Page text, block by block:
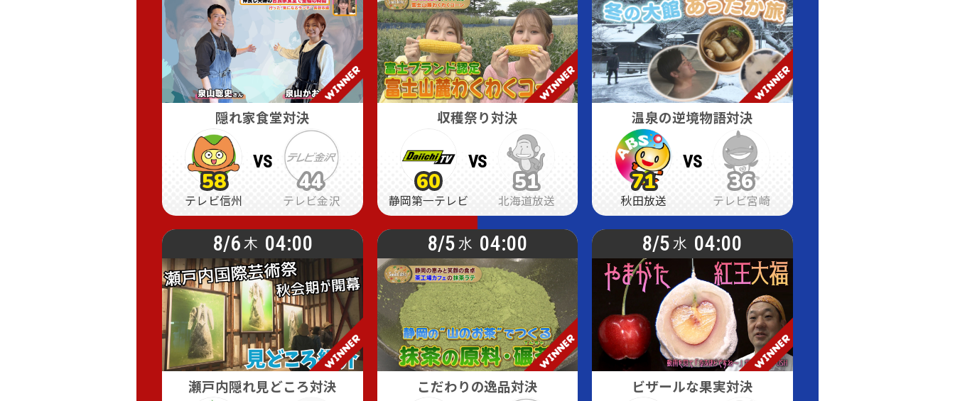
隠れ家食堂対決
VS
テレビ信州
58
58
58
テレビ金沢
44
44
44
収穫祭り対決
VS
静岡第一テレビ
60
60
60
北海道放送
51
51
51
温泉の逆境物語対決
VS
秋田放送
71
71
71
テレビ宮崎
36
36
36
8/6 木 04:00
瀬戸内隠れ見どころ対決
8/5 水 04:00
こだわりの逸品対決
8/5 水 04:00
ビザールな果実対決